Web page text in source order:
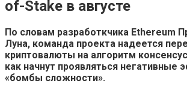
of-Stake в августе
По словам разработкчика Ethereum
Луна, команда проекта надеется
криптовалюты на алгоритм
как начнут проявляться негативные
«бомбы сложности».